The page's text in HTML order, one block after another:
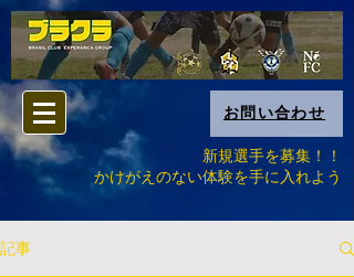
お問い合わせ
新規選手を募集！！
​かけがえのない体験を手に入れよう
記事